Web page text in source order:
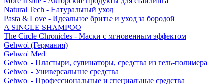
Natural Tech - Натуральный уход
Pasta & Love - Идеальное бритье и уход за бородой
A SINGLE SHAMPOO
The Circle Chronicles - Маски с мгновенным эффектом
Gehwol (Германия)
Gehwol Med
Gehwol - Пластыри, супинаторы, средства из гель-полимера
Gehwol - Универсальные средства
Gehwol - Профессиональные и специальные средства